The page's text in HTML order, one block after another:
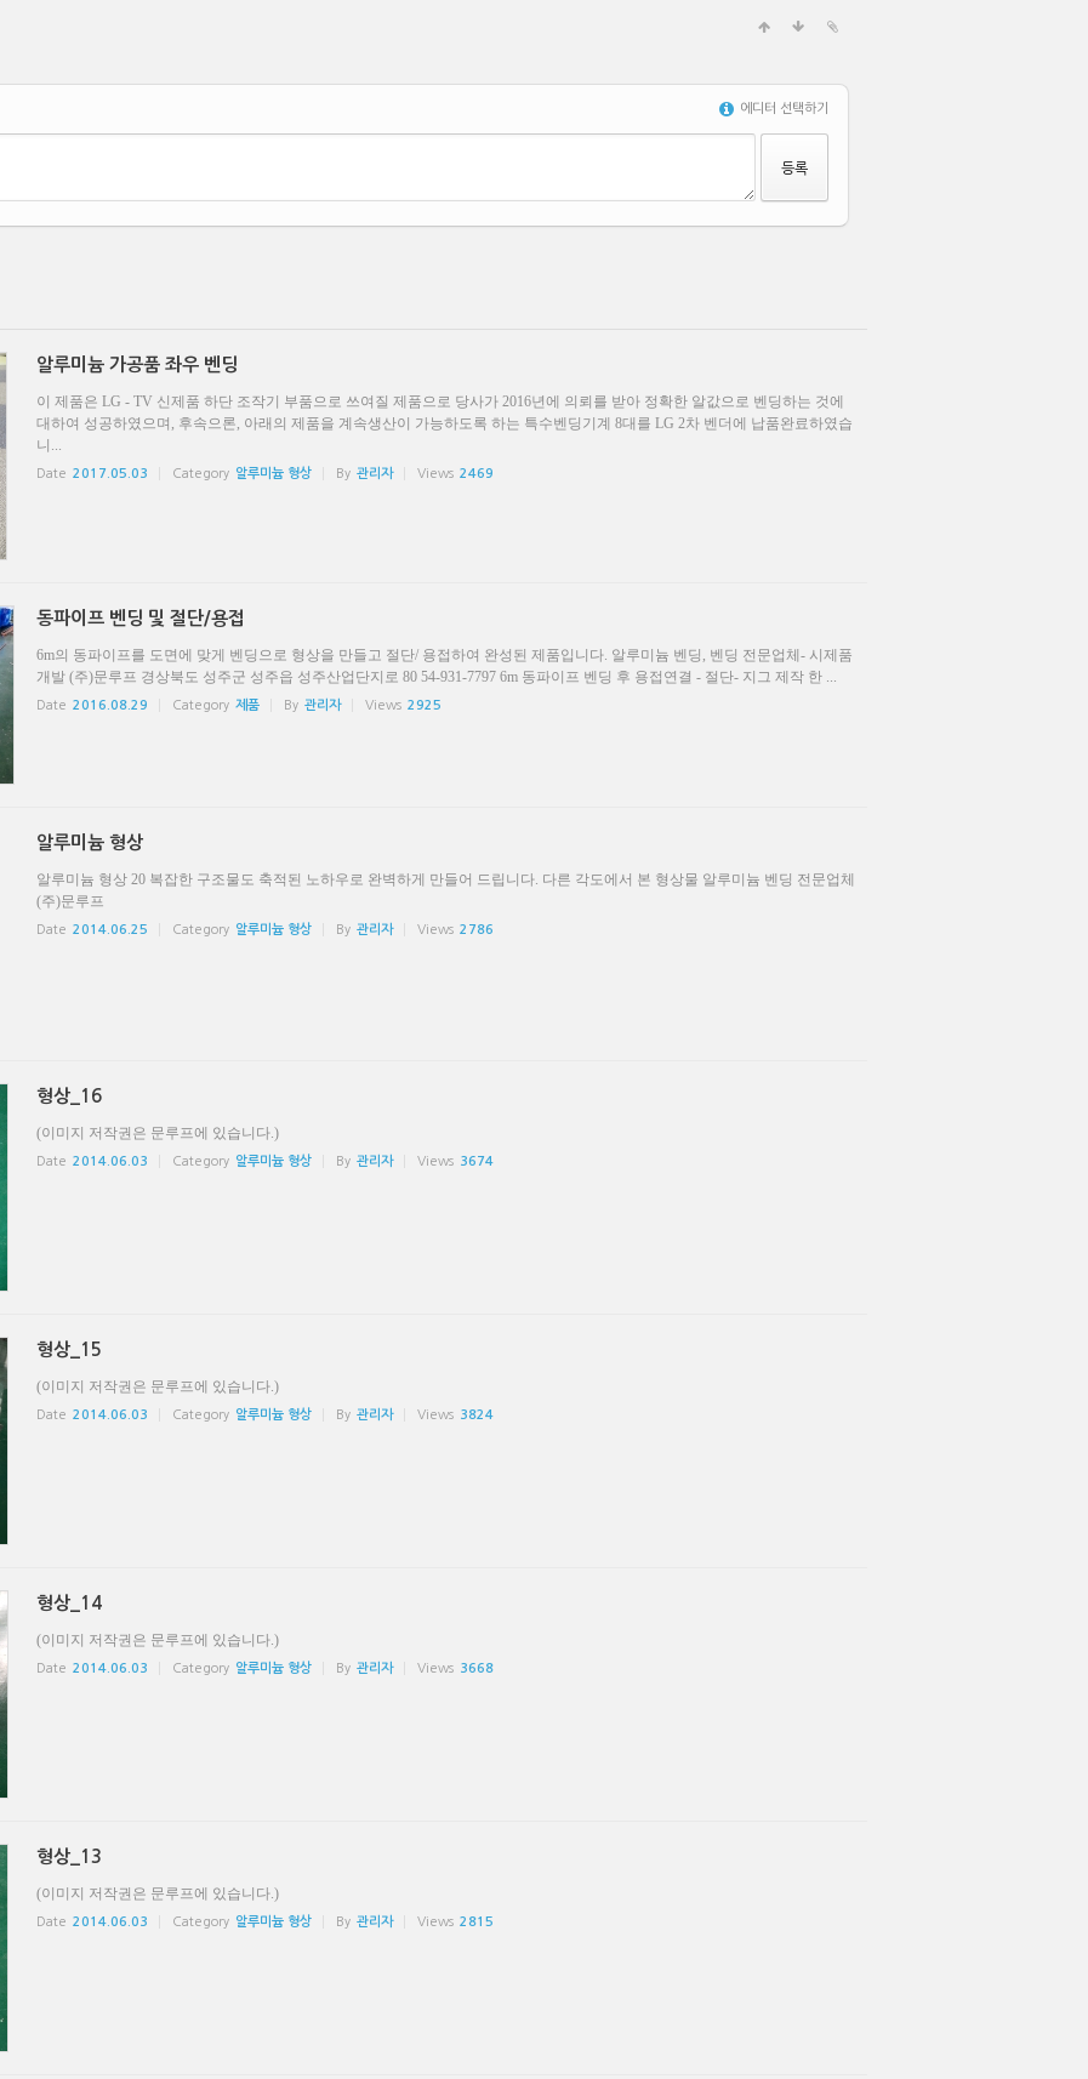
에디터 선택하기
알루미늄 가공품 좌우 벤딩
이 제품은 LG - TV 신제품 하단 조작기 부품으로 쓰여질 제품으로 당사가 2016년에 의뢰를 받아 정확한 알값으로 벤딩하는 것에
대하여 성공하였으며, 후속으론, 아래의 제품을 계속생산이 가능하도록 하는 특수벤딩기계 8대를 LG 2차 벤더에 납품완료하였습
니...
Date 2017.05.03 Category 알루미늄 형상 By 관리자 Views 2469
동파이프 벤딩 및 절단/용접
6m의 동파이프를 도면에 맞게 벤딩으로 형상을 만들고 절단/ 용접하여 완성된 제품입니다. 알루미늄 벤딩, 벤딩 전문업체- 시제품
개발 (주)문루프 경상북도 성주군 성주읍 성주산업단지로 80 54-931-7797 6m 동파이프 벤딩 후 용접연결 - 절단- 지그 제작 한 ...
Date 2016.08.29 Category 제품 By 관리자 Views 2925
알루미늄 형상
알루미늄 형상 20 복잡한 구조물도 축적된 노하우로 완벽하게 만들어 드립니다. 다른 각도에서 본 형상물 알루미늄 벤딩 전문업체
(주)문루프
Date 2014.06.25 Category 알루미늄 형상 By 관리자 Views 2786
형상_16
(이미지 저작권은 문루프에 있습니다.)
Date 2014.06.03 Category 알루미늄 형상 By 관리자 Views 3674
형상_15
(이미지 저작권은 문루프에 있습니다.)
Date 2014.06.03 Category 알루미늄 형상 By 관리자 Views 3824
형상_14
(이미지 저작권은 문루프에 있습니다.)
Date 2014.06.03 Category 알루미늄 형상 By 관리자 Views 3668
형상_13
(이미지 저작권은 문루프에 있습니다.)
Date 2014.06.03 Category 알루미늄 형상 By 관리자 Views 2815